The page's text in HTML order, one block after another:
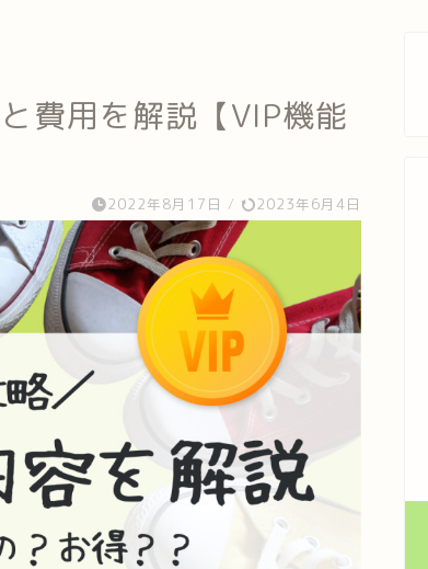
費用を解説【VIP機能
2022年8月17日 / 2023年6月4日